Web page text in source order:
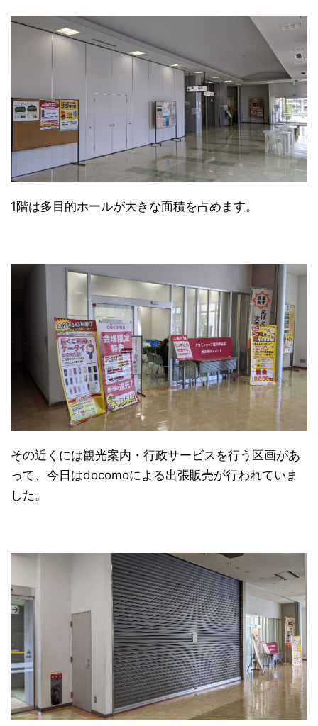
1階は多目的ホールが大きな面積を占めます。
その近くには観光案内・行政サービスを行う区画があ
って、今日はdocomoによる出張販売が行われていま
した。